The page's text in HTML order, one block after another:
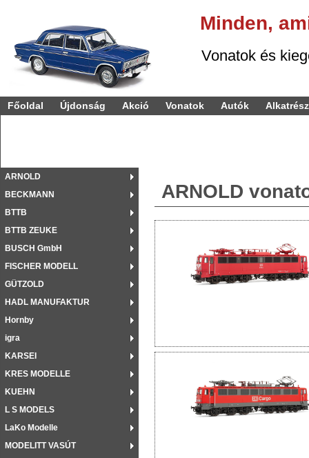
Minden,
Vonatok és
Főoldal Újdonság Akció Vonatok Autók
ARNOLD
BECKMANN
BTTB
BTTB ZEUKE
BUSCH GmbH
FISCHER MODELL
GÜTZOLD
HADL MANUFAKTUR
Hornby
igra
KARSEI
KRES MODELLE
KUEHN
L S MODELS
LaKo Modelle
MODELITT VASÚT
ARNOLD